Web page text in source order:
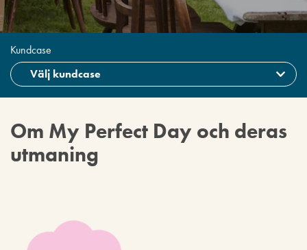
Kundcase
Om My Perfect Day och deras
utmaning